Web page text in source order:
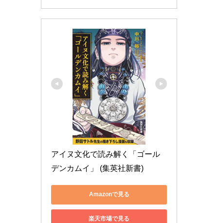
アイヌ文化で読み解く「ゴール
デンカムイ」 (集英社新書)
Amazonで見る
楽天市場で見る